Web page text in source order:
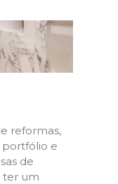
reformas,
portfólio e
de
ter um